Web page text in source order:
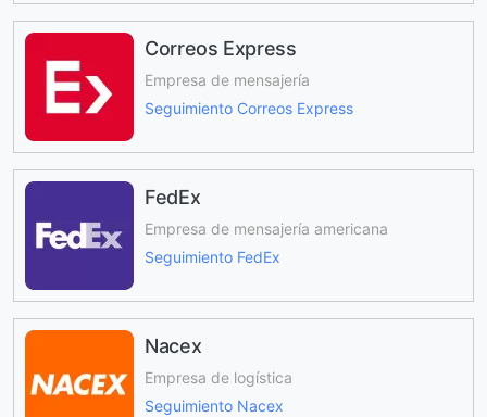
Correos Express
Empresa de mensajería
Seguimiento Correos Express
FedEx
Empresa de mensajería americana
Seguimiento FedEx
Nacex
Empresa de logística
Seguimiento Nacex